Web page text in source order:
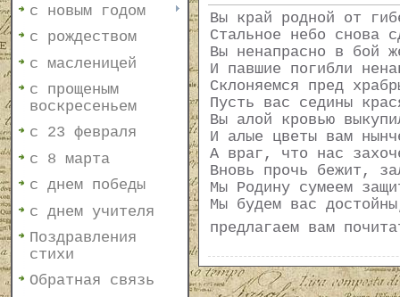
с новым годом
с рождеством
с масленицей
с прощеным
воскресеньем
с 23 февраля
с 8 марта
с днем победы
с днем учителя
Поздравления
стихи
Обратная связь
Вы край родной от
Стальное небо снова
Вы ненапрасно в бой
И павшие погибли
Склоняемся пред
Пусть вас седины
Вы алой кровью
И алые цветы вам
А враг, что нас
Вновь прочь бежит,
Мы Родину сумеем
Мы будем вас
предлагаем вам